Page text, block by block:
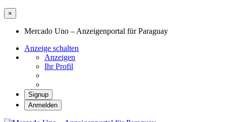
×
Mercado Uno – Anzeigenportal für Paraguay
Anzeige schalten
Anzeigen
Ihr Profil
Signup
Anmelden